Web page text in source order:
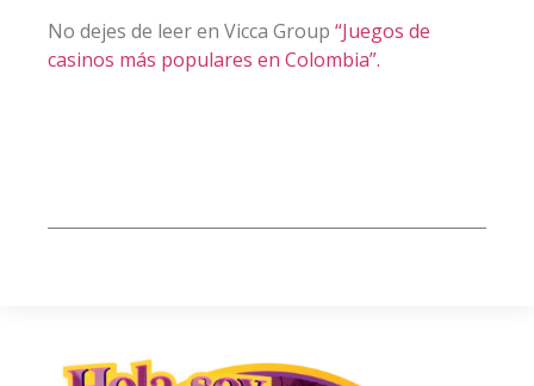
No dejes de leer en Vicca Group “Juegos de
casinos más populares en Colombia”.